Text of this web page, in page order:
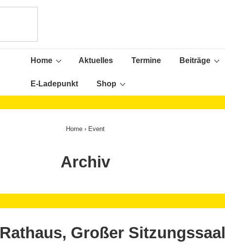
Main
Home Aktuelles Termine Beiträge
E-Ladepunkt Shop
Home › Event
Archiv
Rathaus, Großer Sitzungssaal